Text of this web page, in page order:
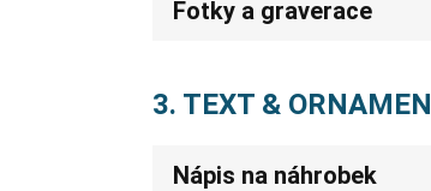
Fotky a graverace
3. TEXT &
Nápis na náhrobek